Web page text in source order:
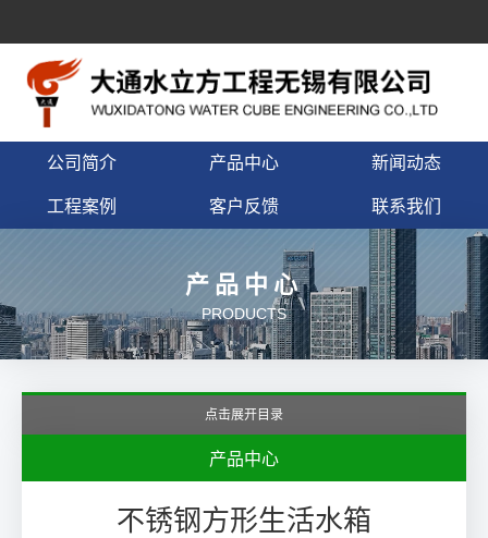
公司简介 产品中心 新闻动态
工程案例 客户反馈 联系我们
产品中心
PRODUCTS
点击展开目录
产品中心
不锈钢方形生活水箱